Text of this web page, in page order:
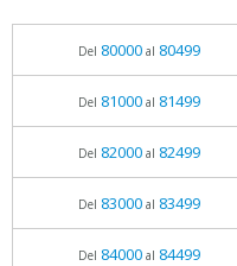
Del 80000al 80499
Del 81000al 81499
Del 82000al 82499
Del 83000al 83499
Del 84000al 84499